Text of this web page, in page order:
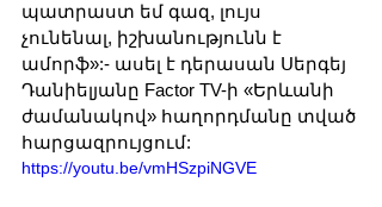
պատրաստ եմ գազ, լույս
չունենալ, իշխանությունն է
ամորֆ»:- ասել է դերասան Սերգեյ
Դանիելյանը Factor TV-ի «Երևանի
ժամանակով» հաղորդմանը տված
հարցազրույցում:
https://youtu.be/vmHSzpiNGVE